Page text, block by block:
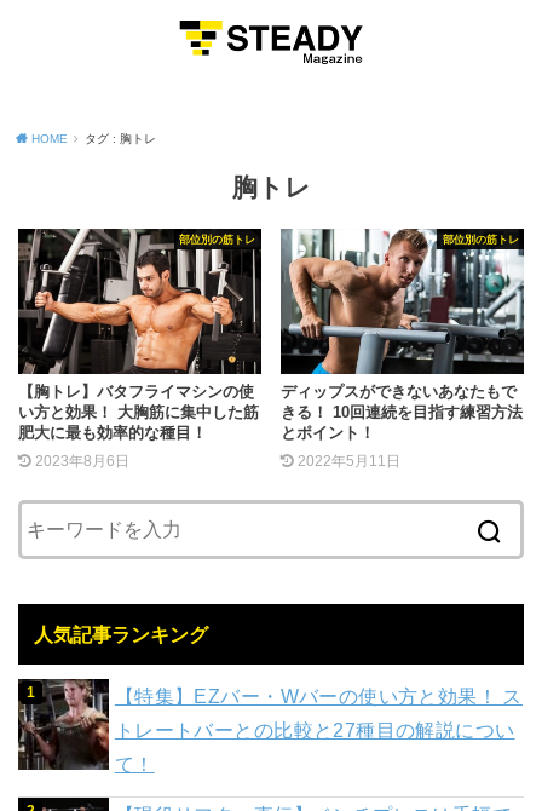
HOME タグ : 胸トレ
胸トレ
部位別の筋トレ
【胸トレ】バタフライマシンの使
い方と効果！ 大胸筋に集中した筋
肥大に最も効率的な種目！
2023年8月6日
部位別の筋トレ
ディップスができないあなたもで
きる！ 10回連続を目指す練習方法
とポイント！
2022年5月11日
人気記事ランキング
【特集】EZバー・Wバーの使い方と効果！ ス
トレートバーとの比較と27種目の解説につい
て！